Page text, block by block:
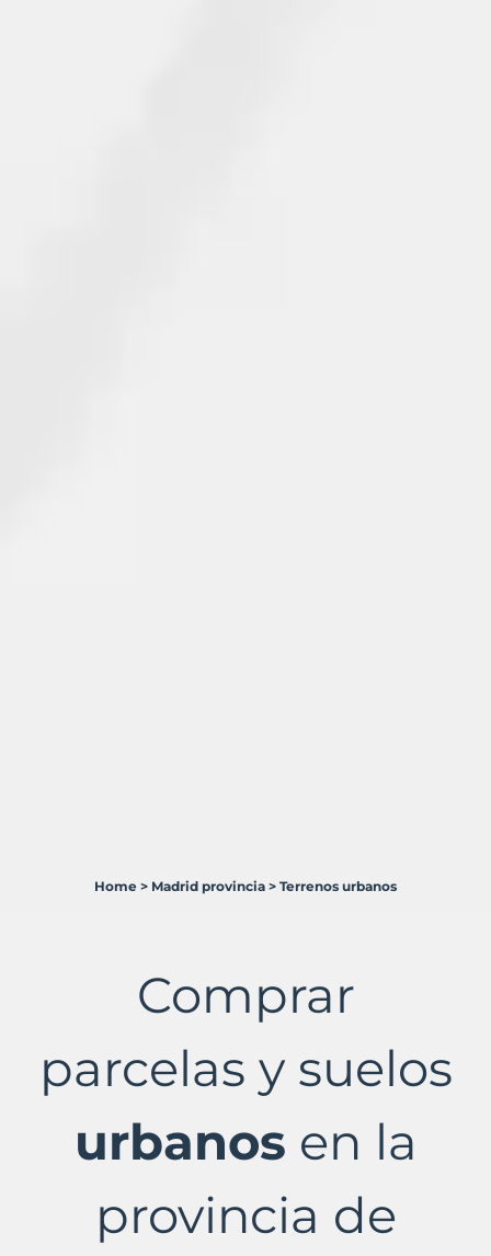
Murbalands
Home > Madrid provincia > Terrenos urbanos
Comprar
parcelas y suelos
urbanos en la
provincia de